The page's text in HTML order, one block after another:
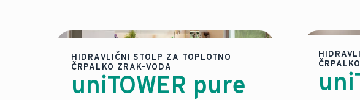
HIDRAVLIČNI STOLP ZA TOPLOTNO
ČRPALKO ZRAK-VODA
uniTOWER pure